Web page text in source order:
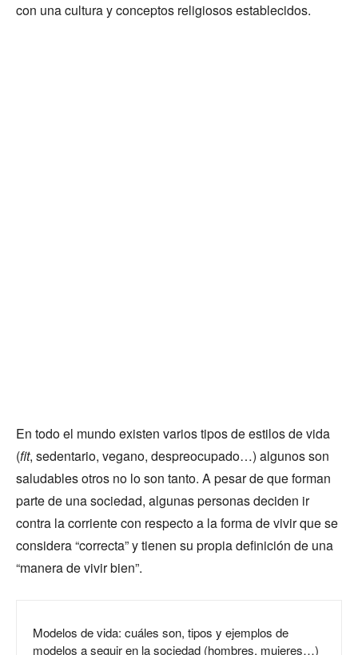
con una cultura y conceptos religiosos establecidos.
En todo el mundo existen varios tipos de estilos de vida
(fit, sedentario, vegano, despreocupado…) algunos son
saludables otros no lo son tanto. A pesar de que forman
parte de una sociedad, algunas personas deciden ir
contra la corriente con respecto a la forma de vivir que se
considera “correcta” y tienen su propia definición de una
“manera de vivir bien”.
Modelos de vida: cuáles son, tipos y ejemplos de
modelos a seguir en la sociedad (hombres, mujeres…)